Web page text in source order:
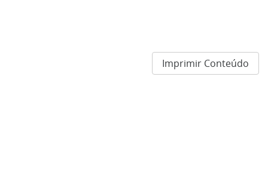
Imprimir Conteúdo